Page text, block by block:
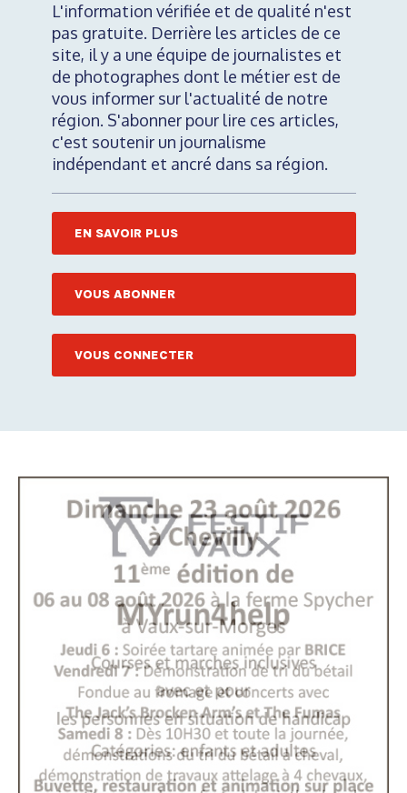
L'information vérifiée et de qualité n'est
pas gratuite. Derrière les articles de ce
site, il y a une équipe de journalistes et
de photographes dont le métier est de
vous informer sur l'actualité de notre
région. S'abonner pour lire ces articles,
c'est soutenir un journalisme
indépendant et ancré dans sa région.
EN SAVOIR PLUS
VOUS ABONNER
VOUS CONNECTER